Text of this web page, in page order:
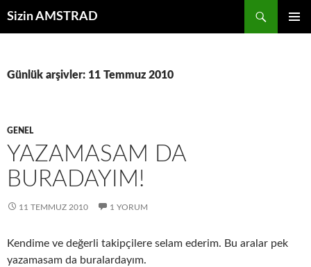
Sizin AMSTRAD
Günlük arşivler: 11 Temmuz 2010
GENEL
YAZAMASAM DA
BURADAYIM!
11 TEMMUZ 2010 1 YORUM
Kendime ve değerli takipçilere selam ederim. Bu aralar pek
yazamasam da buralardayım.